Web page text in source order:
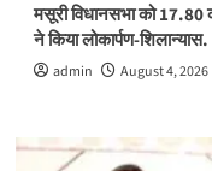
मसूरी विधानसभा को 17.80
ने किया लोकार्पण-शिलान्यास.
admin August 4, 2026